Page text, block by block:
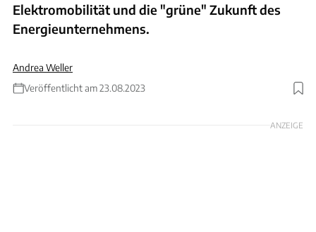
Elektromobilität und die "grüne" Zukunft des
Energieunternehmens.
Andrea Weller
Veröffentlicht am 23.08.2023
Foto: Alex Schelbert
ANZEIGE